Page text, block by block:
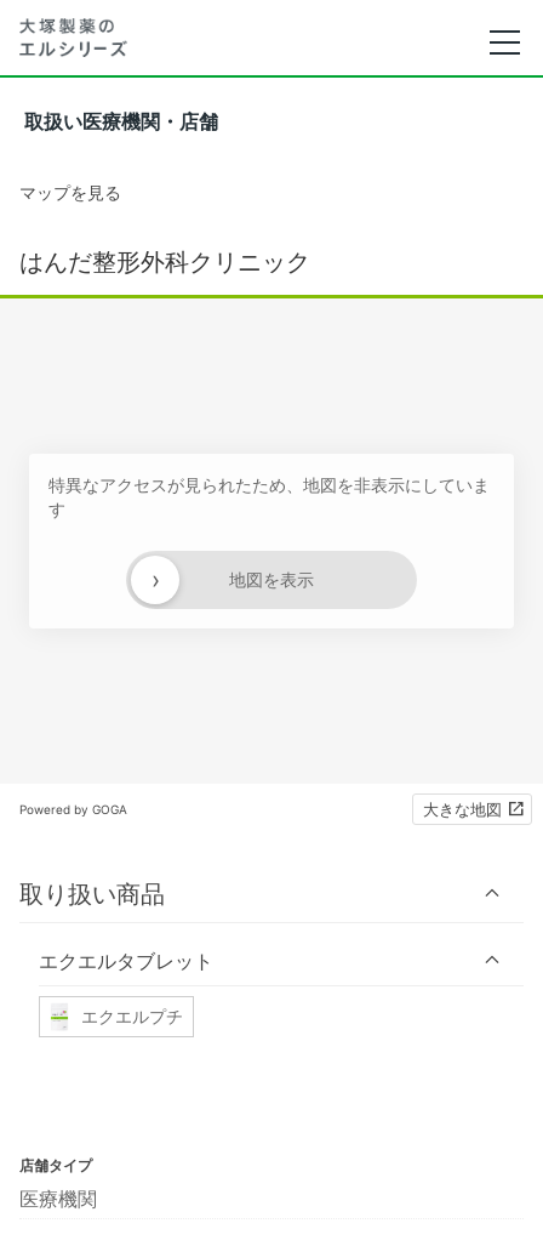
取扱い医療機関・店舗
マップを見る
はんだ整形外科クリニック
特異なアクセスが見られたため、地図を非表示にしていま
す
地図を表示
›
Powered by GOGA 大きな地図
取り扱い商品
エクエルタブレット
エクエルプチ
店舗タイプ
医療機関